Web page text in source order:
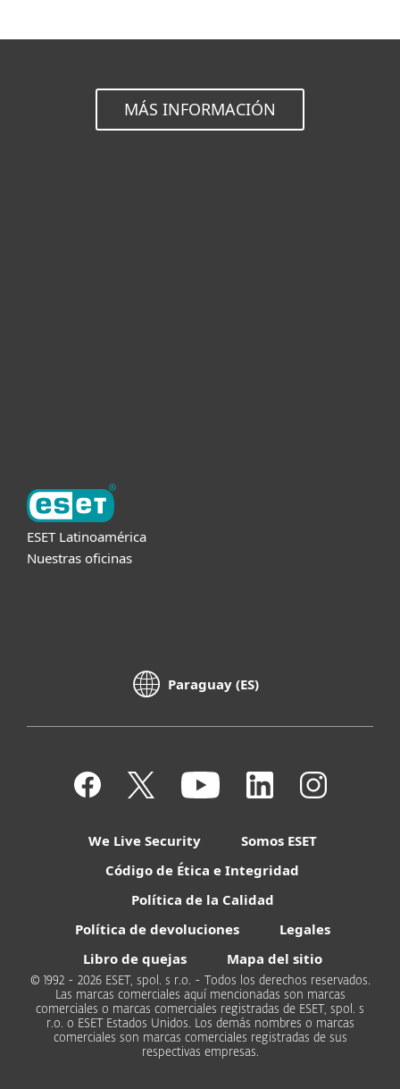
MÁS INFORMACIÓN
ESET Latinoamérica
Nuestras oficinas
Paraguay (ES)
We Live Security
Somos ESET
Código de Ética e Integridad
Política de la Calidad
Política de devoluciones
Legales
Libro de quejas
Mapa del sitio
© 1992 - 2026 ESET, spol. s r.o. - Todos los derechos reservados.
Las marcas comerciales aquí mencionadas son marcas
comerciales o marcas comerciales registradas de ESET, spol. s
r.o. o ESET Estados Unidos. Los demás nombres o marcas
comerciales son marcas comerciales registradas de sus
respectivas empresas.